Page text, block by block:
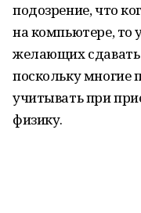
подозрение, что
на компьютере, то
желающих сдавать
поскольку многие
учитывать при
физику.